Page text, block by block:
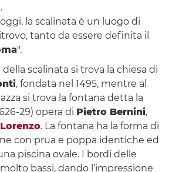
la scalinata è un luogo di
tanto da essere definita il
".
scalinata si trova la chiesa di
, fondata nel 1495, mentre al
si trova la fontana detta la
29) opera di Pietro Bernini,
. La fontana ha la forma di
con prua e poppa identiche ed
piscina ovale. I bordi delle
bassi, dando l’impressione